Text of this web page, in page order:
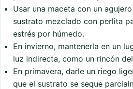
Usar una maceta con un
sustrato mezclado con perlita
estrés por húmedo.
En invierno, mantenerla en un
luz indirecta, como un rincón
En primavera, darle un riego
que el sustrato se seque